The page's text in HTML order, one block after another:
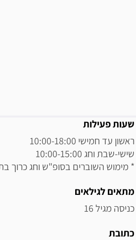
מידע נוסף
שעות פעילות
* מימוש השוברים בסופ"ש וחג כרוך בתוספת
מתאים לגילאים
כניסה מגיל 16
כתובת